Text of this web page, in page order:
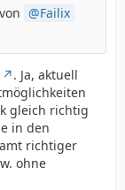
Failix
. Ja, aktuell
gleich richtig
in den
richtiger
ohne